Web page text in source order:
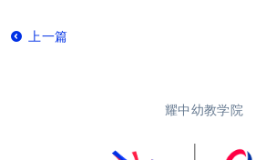
上一篇
耀中幼教学院